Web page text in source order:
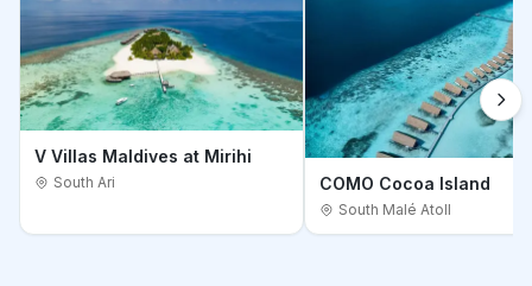
V Villas Maldives at Mirihi
South Ari COMO Cocoa Island
South Malé Atoll